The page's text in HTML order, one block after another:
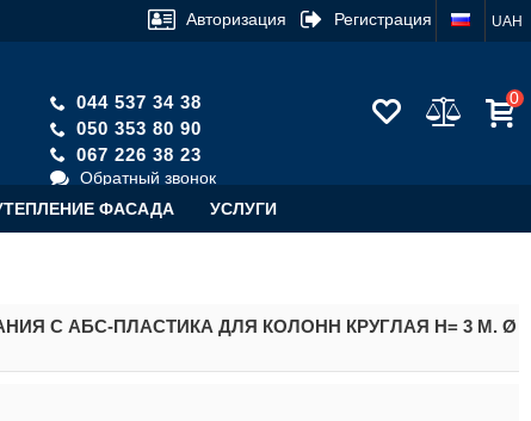
UAH
Авторизация Регистрация
044 537 34 38
050 353 80 90
067 226 38 23
Обратный звонок
0
ФАСАДА УСЛУГИ
С АБС-ПЛАСТИКА ДЛЯ КОЛОНН КРУГЛАЯ H= 3 М. Ø